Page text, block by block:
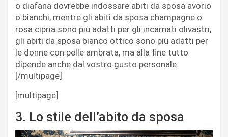
o diafana dovrebbe indossare abiti da sposa avorio
o bianchi, mentre gli abiti da sposa champagne o
rosa cipria sono più adatti per gli incarnati olivastri;
gli abiti da sposa bianco ottico sono più adatti per
le donne con pelle ambrata, ma alla fine tutto
dipende anche dal vostro gusto personale.
[/multipage]
[multipage]
3. Lo stile dell’abito da sposa